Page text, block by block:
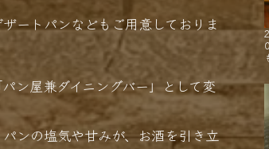
ートパンなどもご用意しておりま
ン屋兼ダイニングバー」として変
ンの塩気や甘みが、お酒を引き立